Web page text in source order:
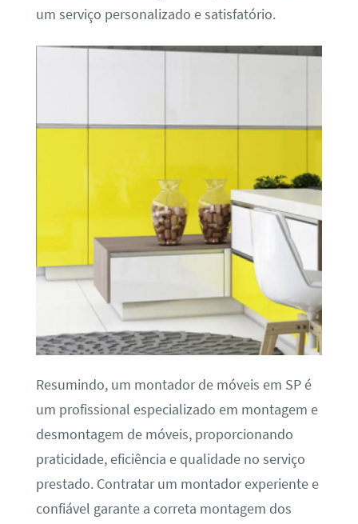
um serviço personalizado e satisfatório.
Resumindo, um montador de móveis em SP é
um profissional especializado em montagem e
desmontagem de móveis, proporcionando
praticidade, eficiência e qualidade no serviço
prestado. Contratar um montador experiente e
confiável garante a correta montagem dos